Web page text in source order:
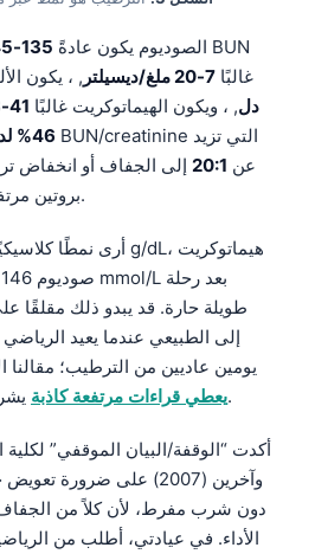
الصوديوم يكون عادةً 135-145 ملي مول/لتر
غالبًا 7-20 ملغ/ديسيلتر , ، يكون
دل, ، ويكون الهيماتوكريت غالبًا 41-53% لدى الرجال
46% لدى النساء
عن 20:1 إلى الجفاف أو انخفاض
بروتين مرتفع قد يفعل الشيء نفسه.
طويلة حارة. قد يبدو ذلك مقلقًا
إلى الطبيعي عندما يعيد الرياضي
يومين عاديين من الترطيب؛ مقالنا
يعطي قراءات مرتفعة كاذبةيشرح هذه المسألة بالتحديد.
أكدت “الوقفة/البيان الموقفي”
دون شرب مفرط، لأن كلاً من
الأداء. في عيادتي، أطلب من